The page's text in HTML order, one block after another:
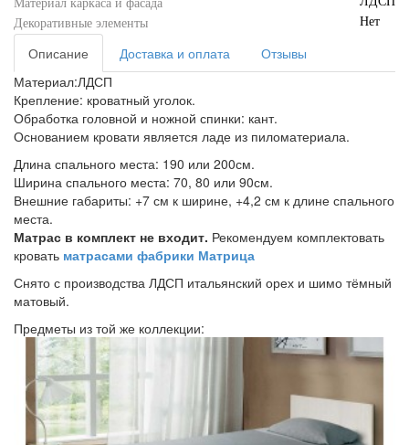
Материал каркаса и фасада
Декоративные элементы
Нет
Описание Доставка и оплата
Отзывы
Материал:ЛДСП
Крепление: кроватный уголок.
Обработка головной и ножной спинки: кант.
Основанием кровати является ладе из пиломатериала.
Длина спального места: 190 или 200см.
Ширина спального места: 70, 80 или 90см.
Внешние габариты: +7 см к ширине, +4,2 см к длине спального
места.
Матрас в комплект не входит. Рекомендуем комплектовать
кровать матрасами фабрики Матрица
Снято с производства ЛДСП итальянский орех и шимо тёмный
матовый.
Предметы из той же коллекции: